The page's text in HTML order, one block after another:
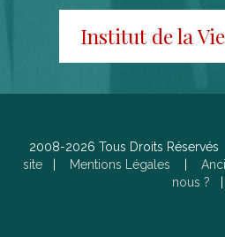
Institut de la Vie
2008-2026 Tous Droits
site
Mentions Légales
nous ?